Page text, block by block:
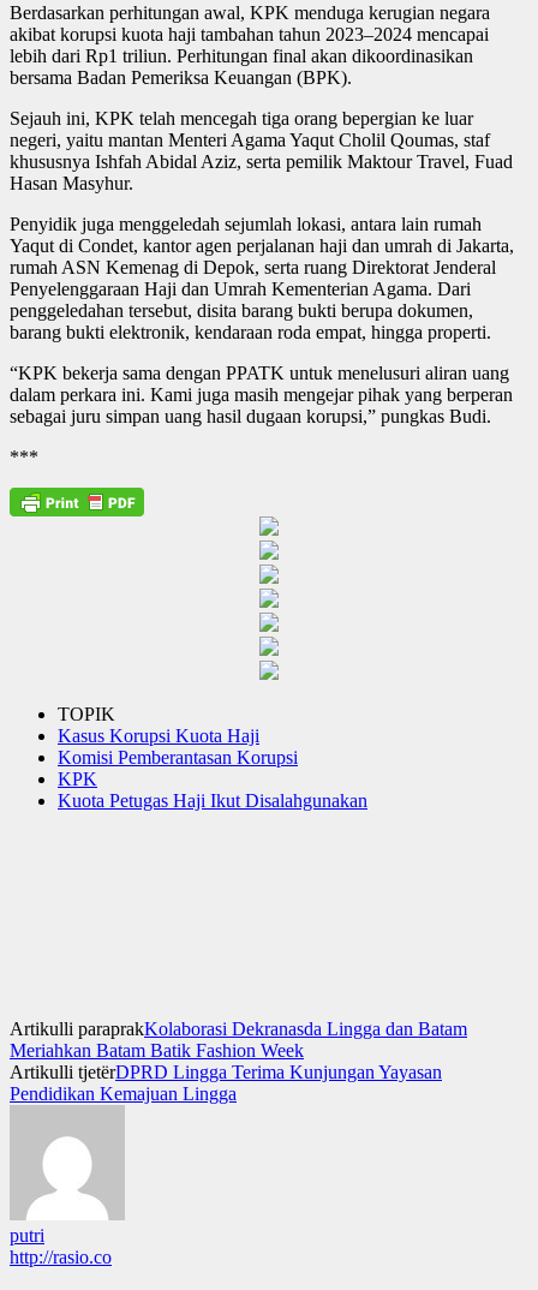
Berdasarkan perhitungan awal, KPK menduga kerugian negara
akibat korupsi kuota haji tambahan tahun 2023–2024 mencapai
lebih dari Rp1 triliun. Perhitungan final akan dikoordinasikan
bersama Badan Pemeriksa Keuangan (BPK).
Sejauh ini, KPK telah mencegah tiga orang bepergian ke luar
negeri, yaitu mantan Menteri Agama Yaqut Cholil Qoumas, staf
khususnya Ishfah Abidal Aziz, serta pemilik Maktour Travel, Fuad
Hasan Masyhur.
Penyidik juga menggeledah sejumlah lokasi, antara lain rumah
Yaqut di Condet, kantor agen perjalanan haji dan umrah di Jakarta,
rumah ASN Kemenag di Depok, serta ruang Direktorat Jenderal
Penyelenggaraan Haji dan Umrah Kementerian Agama. Dari
penggeledahan tersebut, disita barang bukti berupa dokumen,
barang bukti elektronik, kendaraan roda empat, hingga properti.
“KPK bekerja sama dengan PPATK untuk menelusuri aliran uang
dalam perkara ini. Kami juga masih mengejar pihak yang berperan
sebagai juru simpan uang hasil dugaan korupsi,” pungkas Budi.
***
TOPIK
Kasus Korupsi Kuota Haji
Komisi Pemberantasan Korupsi
KPK
Kuota Petugas Haji Ikut Disalahgunakan
Artikulli paraprakKolaborasi Dekranasda Lingga dan Batam
Meriahkan Batam Batik Fashion Week
Artikulli tjetërDPRD Lingga Terima Kunjungan Yayasan
Pendidikan Kemajuan Lingga
putri
http://rasio.co